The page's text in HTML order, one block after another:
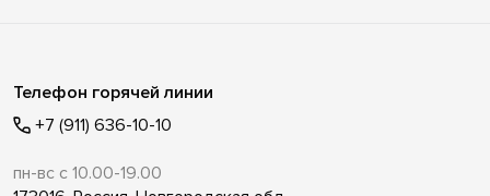
Телефон горячей линии
+7 (911) 636-10-10
пн-вс с 10.00-19.00